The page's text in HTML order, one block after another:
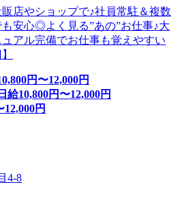
販店やショップで♪社員常駐＆複数
安心◎よく見る”あの”お仕事♪大
アル完備でお仕事も覚えやすい
円〜12,000円
日給10,800円〜12,000円
12,000円
4-8